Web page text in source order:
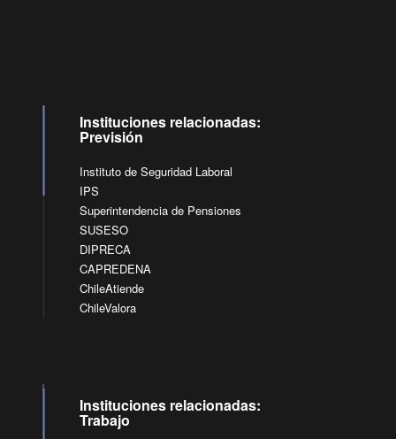
Instituciones relacionadas:
Previsión
Instituto de Seguridad Laboral
IPS
Superintendencia de Pensiones
SUSESO
DIPRECA
CAPREDENA
ChileAtiende
ChileValora
Instituciones relacionadas:
Trabajo